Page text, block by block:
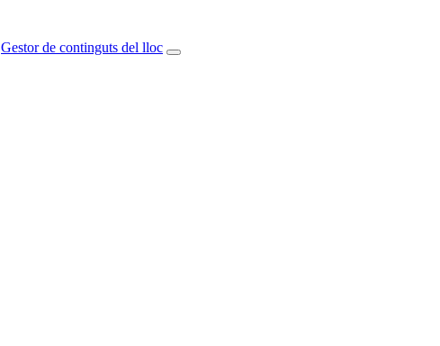
Gestor de continguts del lloc